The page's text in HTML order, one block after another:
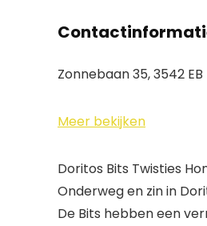
Zonnebaan 35, 3542
Meer bekijken
Doritos Bits Twisties
Onderweg en zin in
De Bits hebben een